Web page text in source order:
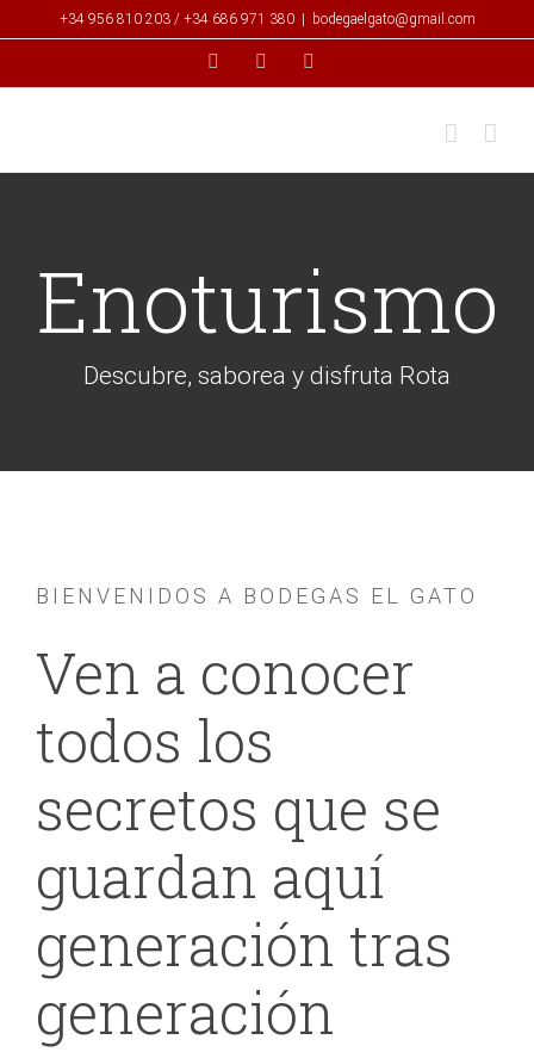
contenido
+34 956 810 203 / +34 686 971 380 bodegaelgato@gmail.com
FacebookTwitter
Enoturismo
Descubre, saborea y disfruta Rota
BIENVENIDOS A BODEGAS EL GATO
Ven a conocer
todos los
secretos que se
guardan aquí
generación tras
generación